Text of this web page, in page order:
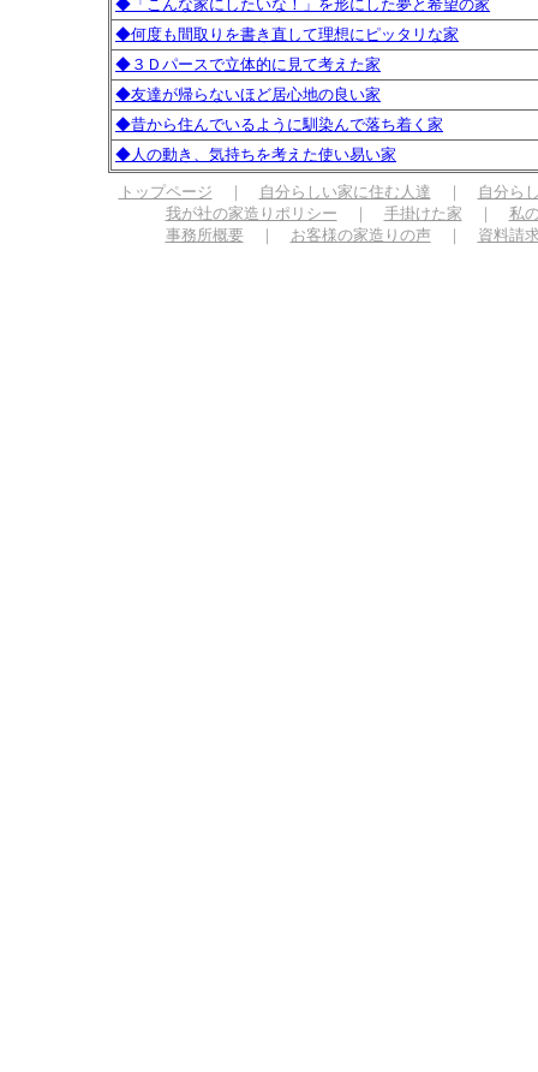
◆「こんな家にしたいな！」を形にした夢と希望の家
◆何度も間取りを書き直して理想にピッタリな家
◆３Ｄパースで立体的に見て考えた家
◆友達が帰らないほど居心地の良い家
◆昔から住んでいるように馴染んで落ち着く家
◆人の動き、気持ちを考えた使い易い家
トップページ 自分らしい家に住む人達
自分ら
我が社の家造りポリシー
手掛けた家
私
事務所概要｜ お客様の家造りの声｜ 資料請